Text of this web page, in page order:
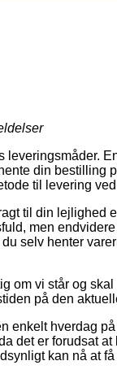
leveringsmåder.
din bestilling
til levering
til din lejlighed
men
selv henter
vi står og
på den
enkelt hverdag
det er forudsat
kan nå at